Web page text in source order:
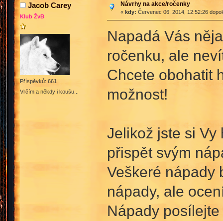
Jacob Carey
Klub ŽvB
Příspěvků: 661
Vrčím a někdy i koušu...
Návrhy na akce/ročenky
« kdy: Červenec 06, 2014, 12:52:26
Napadá Vás
ročenku, ale
Chcete obohatit
možnost!
Jelikož jste si Vy
přispět svým
Veškeré nápady
nápady, ale
Nápady